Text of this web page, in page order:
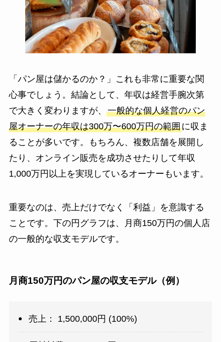
「パン屋は儲かるのか？」これも非常に重要な関
心事でしょう。結論として、年収は経営手腕次第
で大きく変わりますが、 一般的な個人経営のパン
屋オーナーの年収は300万〜600万円の範囲に収ま
ることが多いです。もちろん、複数店舗を展開し
たり、オンライン販売を成功させたりして年収
1,000万円以上を実現しているオーナーもいます。
重要なのは、売上だけでなく「利益」を意識する
ことです。下の円グラフは、月商150万円の個人店
の一般的な収支モデルです。
月商150万円のパン屋の収支モデル（例）
売上： 1,500,000円 (100%)